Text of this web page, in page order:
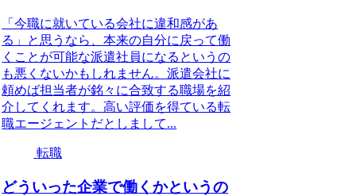
「今職に就いている会社に違和感があ
る」と思うなら、本来の自分に戻って働
くことが可能な派遣社員になるというの
も悪くないかもしれません。派遣会社に
頼めば担当者が銘々に合致する職場を紹
介してくれます。高い評価を得ている転
職エージェントだとしまして...
転職
どういった企業で働くかというの